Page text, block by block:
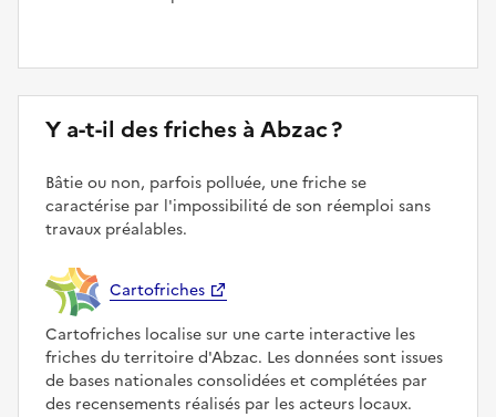
Y a-t-il des friches à Abzac ?
Bâtie ou non, parfois polluée, une friche se
caractérise par l'impossibilité de son réemploi sans
travaux préalables.
Cartofriches
Cartofriches localise sur une carte interactive les
friches du territoire d'Abzac. Les données sont issues
de bases nationales consolidées et complétées par
des recensements réalisés par les acteurs locaux.